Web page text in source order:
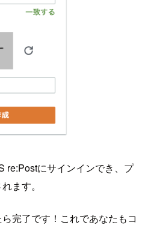
re:Postにサインインでき、プ
ます。
完了です！これであなたもコ